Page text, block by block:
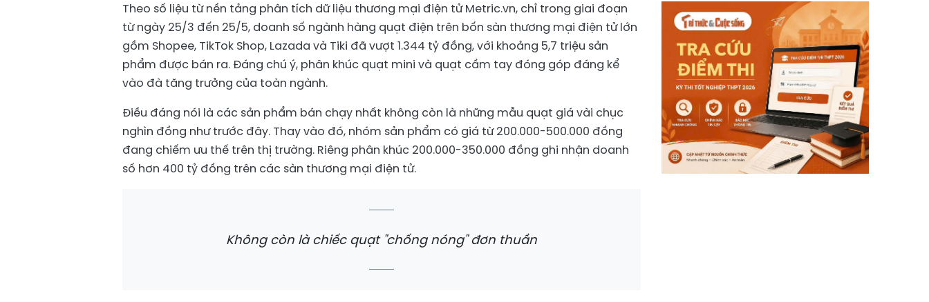
Theo số liệu từ nền tảng phân tích dữ liệu thương mại điện tử Metric.vn, chỉ trong giai đoạn
từ ngày 25/3 đến 25/5, doanh số ngành hàng quạt điện trên bốn sàn thương mại điện tử lớn
gồm Shopee, TikTok Shop, Lazada và Tiki đã vượt 1.344 tỷ đồng, với khoảng 5,7 triệu sản
phẩm được bán ra. Đáng chú ý, phân khúc quạt mini và quạt cầm tay đóng góp đáng kể
vào đà tăng trưởng của toàn ngành.
Điều đáng nói là các sản phẩm bán chạy nhất không còn là những mẫu quạt giá vài chục
nghìn đồng như trước đây. Thay vào đó, nhóm sản phẩm có giá từ 200.000-500.000 đồng
đang chiếm ưu thế trên thị trường. Riêng phân khúc 200.000-350.000 đồng ghi nhận doanh
số hơn 400 tỷ đồng trên các sàn thương mại điện tử.
Không còn là chiếc quạt "chống nóng" đơn thuần